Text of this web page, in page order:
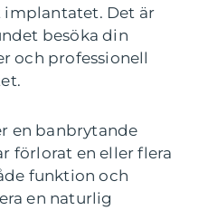
Det är
besöka din
och professionell
en banbrytande
förlorat en eller flera
funktion och
en naturlig